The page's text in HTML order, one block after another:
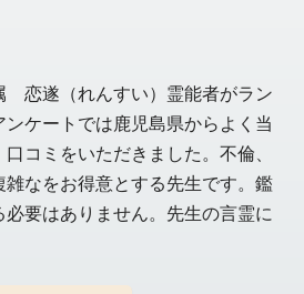
恋遂（れんすい）霊能者がラン
ンケートでは鹿児島県からよく当
コミをいただきました。不倫、
なをお得意とする先生です。鑑
要はありません。先生の言霊に